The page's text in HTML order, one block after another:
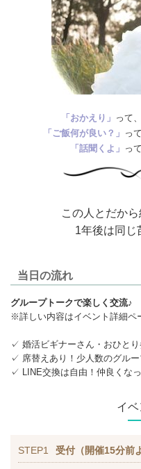
「おかえり」 って、
「ご飯何が良い？」 って
「話聞くよ」 って
この人とだか
1年後は同じ
当日の流れ
グループトークで楽しく交流♪
※詳しい内容はイベント詳細ペ
✓ 婚活ビギナーさん・おひと
✓ 席替えあり！少人数のグル
✓ LINE交換は自由！仲良くな
イ
STEP1 受付（開催15分前